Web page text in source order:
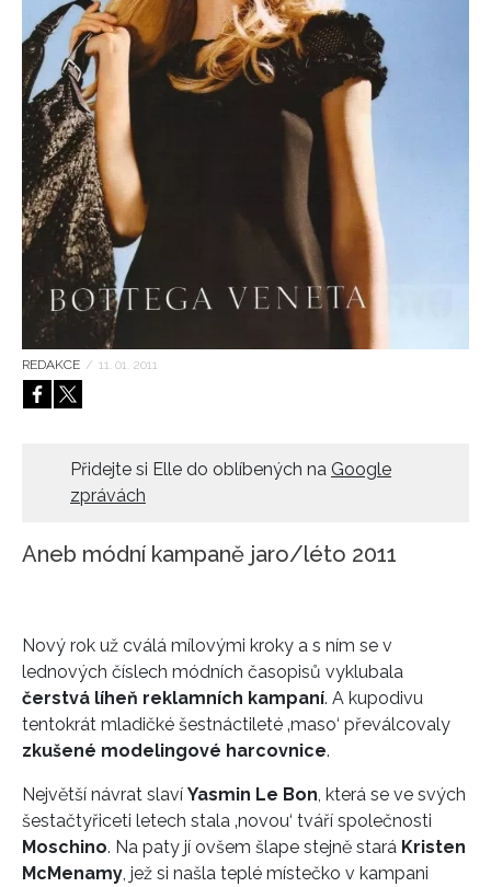
HOME
REDAKCE / 11. 01. 2011
Přidejte si Elle do oblíbených na Google
zprávách
Aneb módní kampaně jaro/léto 2011
Nový rok už cválá mílovými kroky a s ním se v
lednových číslech módních časopisů vyklubala
čerstvá líheň reklamních kampaní. A kupodivu
tentokrát mladičké šestnáctileté ‚maso‘ převálcovaly
zkušené modelingové harcovnice.
Největší návrat slaví Yasmin Le Bon , která se ve svých
šestačtyřiceti letech stala ‚novou‘ tváří společnosti
Moschino. Na paty jí ovšem šlape stejně stará Kristen
McMenamy , jež si našla teplé místečko v kampani